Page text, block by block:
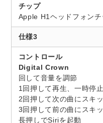
チップ
Apple H1ヘッドフォンチ
仕様3
コントロール
Digital Crown
回して音量を調節
1回押して再生、一時停
2回押して次の曲にスキ
3回押して前の曲にスキ
長押しでSiriを起動